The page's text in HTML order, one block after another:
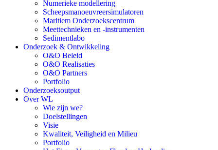
Numerieke modellering
Scheepsmanoeuvreersimulatoren
Maritiem Onderzoekscentrum
Meettechnieken en -instrumenten
Sedimentlabo
Onderzoek & Ontwikkeling
O&O Beleid
O&O Realisaties
O&O Partners
Portfolio
Onderzoeksoutput
Over WL
Wie zijn we?
Doelstellingen
Visie
Kwaliteit, Veiligheid en Milieu
Portfolio